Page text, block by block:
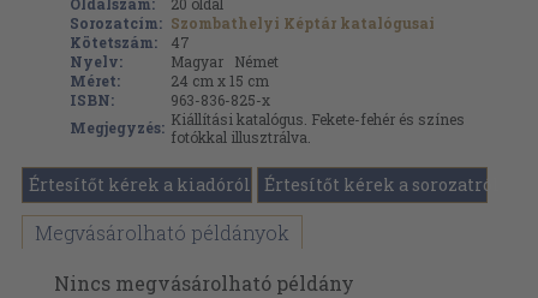
Sorozatcím: Szombathelyi Képtár katalógusai
Kötetszám:
47
Nyelv:
Magyar
Német
Méret:
24 cm x 15 cm
ISBN:
963-836-825-x
Megjegyzés: Kiállítási katalógus. Fekete-fehér és színes
fotókkal illusztrálva.
Értesítőt kérek a kiadóról Értesítőt kérek a sorozatról
Megvásárolható példányok
Nincs megvásárolható példány